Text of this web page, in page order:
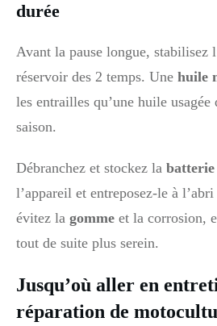
durée
Avant la pause longue, stabilisez
réservoir des 2 temps. Une huile
les entrailles qu’une huile
saison.
Débranchez et stockez la batterie
l’appareil et entreposez‑le à
évitez la gomme et la corrosion,
tout de suite plus serein.
Jusqu’où aller en
réparation de